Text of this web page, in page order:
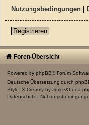
Nutzungsbedingungen
Registrieren
Foren-Übersicht
Powered by phpBB® Forum
Deutsche Übersetzung durch
Style: X-Creamy by Joyce&Luna
Datenschutz